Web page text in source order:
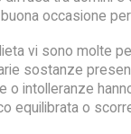
occasione
vi sono molte
sostanze
o intolleranze
equilibrata o